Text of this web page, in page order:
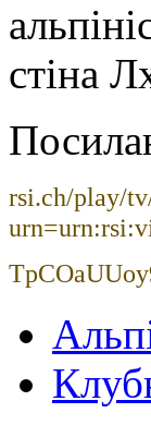
стіна
rsi.ch/play/